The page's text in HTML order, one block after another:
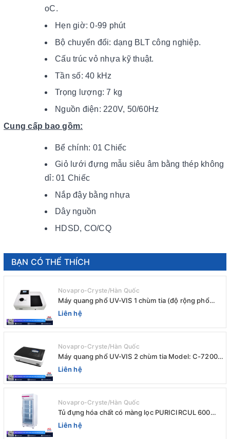
oC.
Hẹn giờ: 0-99 phút
Bộ chuyển đổi: dạng BLT công nghiệp.
Cấu trúc vỏ nhựa kỹ thuật.
Tần số: 40 kHz
Trọng lượng: 7 kg
Nguồn điện: 220V, 50/60Hz
Cung cấp bao gồm:
Bể chính: 01 Chiếc
Giỏ lưới đựng mẫu siêu âm bằng thép không
dỉ: 01 Chiếc
Nắp đậy bằng nhựa
Dây nguồn
HDSD, CO/CQ
BẠN CÓ THỂ THÍCH
Novapro-Cryste/Hàn Quốc
Máy quang phổ UV-VIS 1 chùm tia (độ rộng phổ
4nm) E-1000UV / Peak
Liên hệ
Novapro-Cryste/Hàn Quốc
Máy quang phổ UV-VIS 2 chùm tia Model: C-7200 /
Peak
Liên hệ
Novapro-Cryste/Hàn Quốc
Tủ đựng hóa chất có màng lọc PURICIRCUL 600
AIRTIGHT Novapro-Cryste/Hàn Quốc
Liên hệ